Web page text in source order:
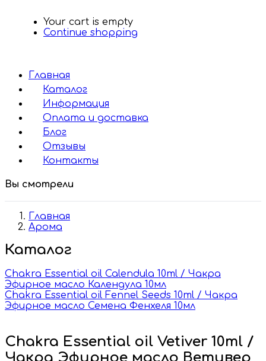
Your cart is empty
Continue shopping
Главная
Каталог
Информация
Оплата и доставка
Блог
Отзывы
Контакты
Вы смотрели
Главная
Арома
Каталог
Chakra Essential oil Calendula 10ml / Чакра
Эфирное масло Календула 10мл
Chakra Essential oil Fennel Seeds 10ml / Чакра
Эфирное масло Семена Фенхеля 10мл
Chakra Essential oil Vetiver 10ml /
Чакра Эфирное масло Ветивер